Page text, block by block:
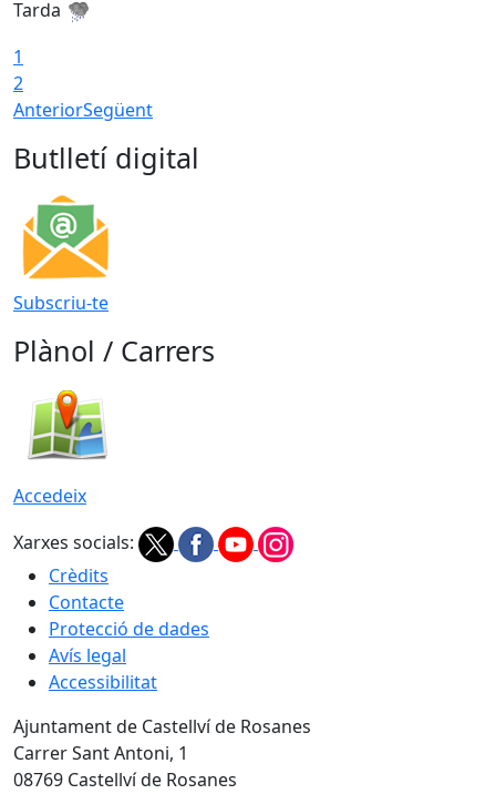
Tarda
1
2
AnteriorSegüent
Butlletí digital
Subscriu-te
Plànol / Carrers
Accedeix
Xarxes socials:
Crèdits
Contacte
Protecció de dades
Avís legal
Accessibilitat
Ajuntament de Castellví de Rosanes
Carrer Sant Antoni, 1
08769 Castellví de Rosanes